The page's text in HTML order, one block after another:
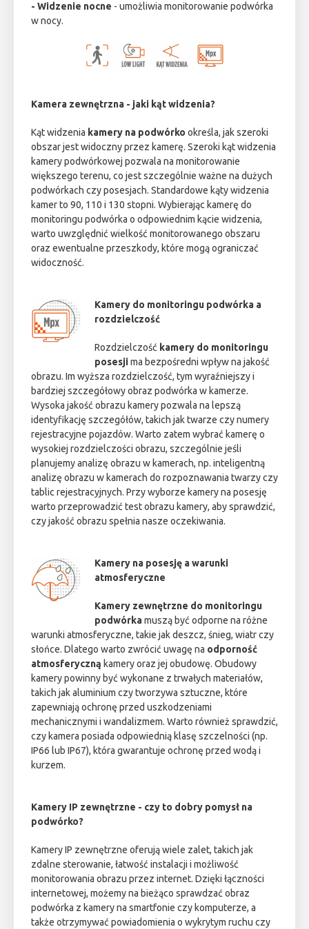
- Widzenie nocne - umożliwia monitorowanie podwórka
w nocy.
Kamera zewnętrzna - jaki kąt widzenia?
Kąt widzenia kamery na podwórko określa, jak szeroki
obszar jest widoczny przez kamerę. Szeroki kąt widzenia
kamery podwórkowej pozwala na monitorowanie
większego terenu, co jest szczególnie ważne na dużych
podwórkach czy posesjach. Standardowe kąty widzenia
kamer to 90, 110 i 130 stopni. Wybierając kamerę do
monitoringu podwórka o odpowiednim kącie widzenia,
warto uwzględnić wielkość monitorowanego obszaru
oraz ewentualne przeszkody, które mogą ograniczać
widoczność.
Kamery do monitoringu podwórka a
rozdzielczość
Rozdzielczość kamery do monitoringu
posesjima bezpośredni wpływ na jakość
obrazu. Im wyższa rozdzielczość, tym wyraźniejszy i
bardziej szczegółowy obraz podwórka w kamerze.
Wysoka jakość obrazu kamery pozwala na lepszą
identyfikację szczegółów, takich jak twarze czy numery
rejestracyjne pojazdów. Warto zatem wybrać kamerę o
wysokiej rozdzielczości obrazu, szczególnie jeśli
planujemy analizę obrazu w kamerach, np. inteligentną
analizę obrazu w kamerach do rozpoznawania twarzy czy
tablic rejestracyjnych. Przy wyborze kamery na posesję
warto przeprowadzić test obrazu kamery, aby sprawdzić,
czy jakość obrazu spełnia nasze oczekiwania.
Kamery na posesję a warunki
atmosferyczne
Kamery zewnętrzne do monitoringu
podwórkamuszą być odporne na różne
warunki atmosferyczne, takie jak deszcz, śnieg, wiatr czy
słońce. Dlatego warto zwrócić uwagę na odporność
atmosferyczną kamery oraz jej obudowę. Obudowy
kamery powinny być wykonane z trwałych materiałów,
takich jak aluminium czy tworzywa sztuczne, które
zapewniają ochronę przed uszkodzeniami
mechanicznymi i wandalizmem. Warto również sprawdzić,
czy kamera posiada odpowiednią klasę szczelności (np.
IP66 lub IP67), która gwarantuje ochronę przed wodą i
kurzem.
Kamery IP zewnętrzne - czy to dobry pomysł na
podwórko?
Kamery IP zewnętrzne oferują wiele zalet, takich jak
zdalne sterowanie, łatwość instalacji i możliwość
monitorowania obrazu przez internet. Dzięki łączności
internetowej, możemy na bieżąco sprawdzać obraz
podwórka z kamery na smartfonie czy komputerze, a
także otrzymywać powiadomienia o wykrytym ruchu czy